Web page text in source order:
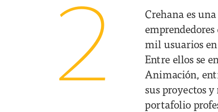
2
Crehana es
mil usuarios en
Entre ellos se
Animación,
sus proyectos
portafolio